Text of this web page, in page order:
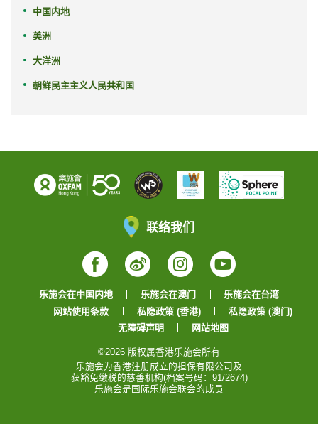
中国内地
美洲
大洋洲
朝鲜民主主义人民共和国
联络我们
Facebook
WeiboInstagram
YouTube
乐施会在中国内地 乐施会在澳门
乐施会在台湾
网站使用条款
私隐政策 (香港)
私隐政策 (澳门)
无障碍声明
网站地图
©2026 版权属香港乐施会所有
乐施会为香港注册成立的担保有限公司及
获豁免缴税的慈善机构(档案号码：91/2674)
乐施会是国际乐施会联会的成员